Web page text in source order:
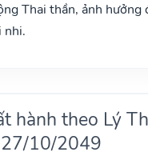
Thai thần, ảnh hưởng
nhi.
hành theo Lý
10/2049